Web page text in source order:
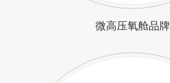
微高压氧舱品牌